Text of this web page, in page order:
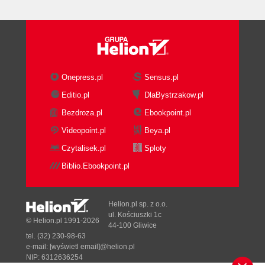
Switch
Loops
While Loops
For Loops
For-in Loops
Comments
Summary
3. Functions
What is a Function?
Calling a Function
Parameters
Pre-defined Functions
parseInt()
Onepress.pl
Sensus.pl
Editio.pl
DlaBystrzakow.pl
Bezdroza.pl
Ebookpoint.pl
Videopoint.pl
Beya.pl
Czytalisek.pl
Sploty
Biblio.Ebookpoint.pl
© Helion.pl 1991-2026
Helion.pl sp. z o.o.
ul. Kościuszki 1c
44-100 Gliwice
tel. (32) 230-98-63
e-mail: [wyświetl email]@helion.pl
NIP: 6312636254